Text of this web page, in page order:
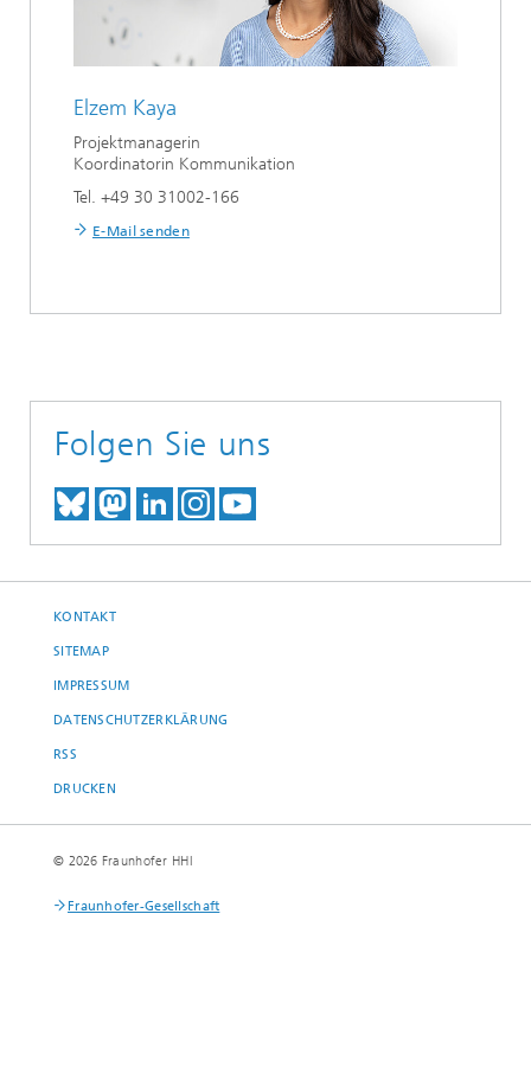
Elzem Kaya
Projektmanagerin
Koordinatorin Kommunikation
Tel. +49 30 31002-166
E-Mail senden
Folgen Sie uns
TREFFEN SIE UNS AUF BLUESKY
TREFFEN SIE UNS AUF
TREFFEN SIE UNS BEI
BESUCHEN SIE UNSER
UNSER VIDEO-
KONTAKT
SITEMAP
IMPRESSUM
DATENSCHUTZERKLÄRUNG
RSS
DRUCKEN
© 2026 Fraunhofer HHI
Fraunhofer-Gesellschaft